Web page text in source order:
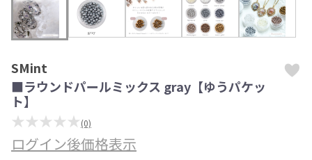
SMint
■ラウンドパールミックス gray【ゆうパケッ
ト】
★★★★★ (0)
ログイン後価格表示